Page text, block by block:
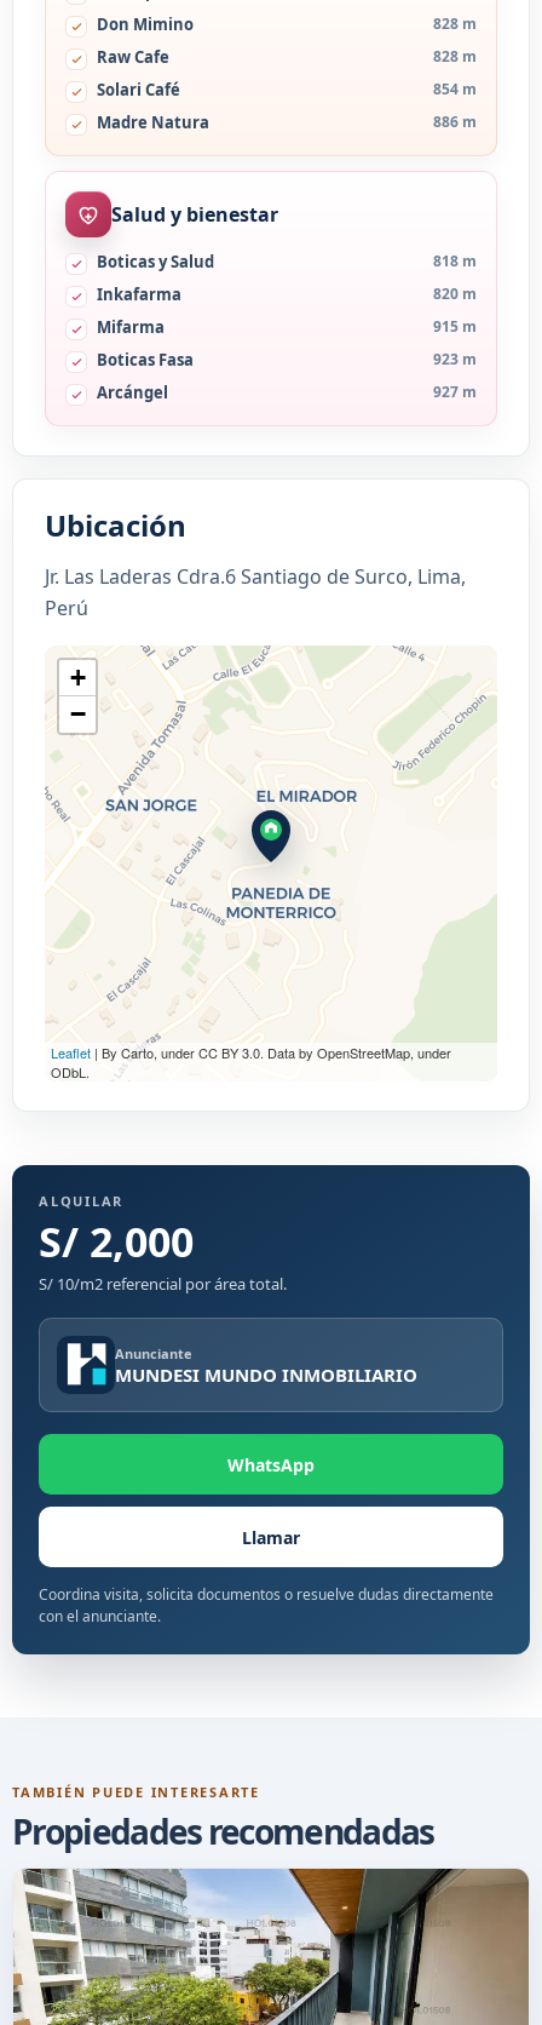
Don Mimino 828 m
Raw Cafe 828 m
Solari Café 854 m
Madre Natura 886 m
Salud y bienestar
Boticas y Salud 818 m
Inkafarma 820 m
Mifarma 915 m
Boticas Fasa 923 m
Arcángel 927 m
Ubicación
Jr. Las Laderas Cdra.6 Santiago de Surco, Lima,
Perú
+
−
Leaflet | By Carto, under CC BY 3.0. Data by OpenStreetMap, under
ODbL.
ALQUILAR
S/ 2,000
S/ 10/m2 referencial por área total.
Anunciante
MUNDESI MUNDO INMOBILIARIO
WhatsApp
Llamar
Coordina visita, solicita documentos o resuelve dudas directamente
con el anunciante.
TAMBIÉN PUEDE INTERESARTE
Propiedades recomendadas